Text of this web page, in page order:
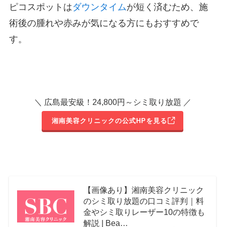
ピコスポットはダウンタイムが短く済むため、施
術後の腫れや赤みが気になる方にもおすすめで
す。
＼ 広島最安級！24,800円～シミ取り放題 ／
湘南美容クリニックの公式HPを見る
【画像あり】湘南美容クリニック
のシミ取り放題の口コミ評判｜料
金やシミ取りレーザー10の特徴も
解説 | Bea…